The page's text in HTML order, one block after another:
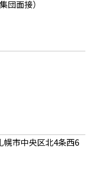
団面接）
幌市中央区北4条西6